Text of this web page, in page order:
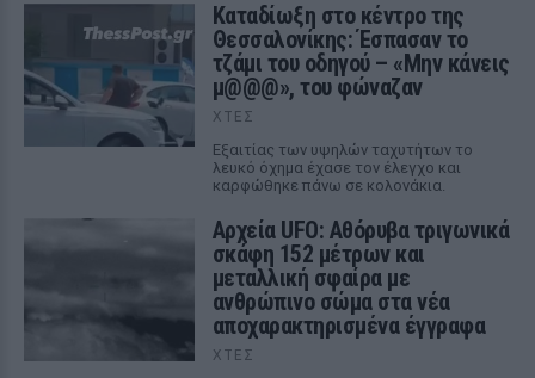
Καταδίωξη στο κέντρο της
Θεσσαλονίκης: Έσπασαν το
τζάμι του οδηγού – «Μην κάνεις
μ@@@», του φώναζαν
ΧΤΕΣ
Εξαιτίας των υψηλών ταχυτήτων το
λευκό όχημα έχασε τον έλεγχο και
καρφώθηκε πάνω σε κολονάκια.
Αρχεία UFO: Αθόρυβα τριγωνικά
σκάφη 152 μέτρων και
μεταλλική σφαίρα με
ανθρώπινο σώμα στα νέα
αποχαρακτηρισμένα έγγραφα
ΧΤΕΣ